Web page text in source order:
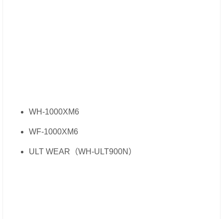
WH-1000XM6
WF-1000XM6
ULT WEAR（WH-ULT900N）